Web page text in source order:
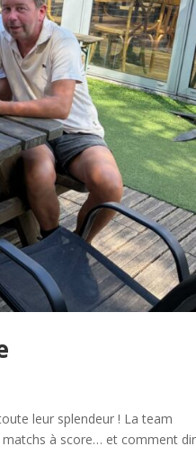
leur splendeur ! La team
matchs à score… et comment